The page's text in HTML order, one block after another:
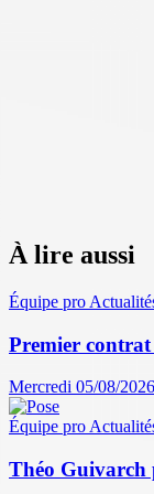
À lire aussi
Équipe pro
Premier
Mercredi 05/08/2026
Équipe pro
Théo Guivarch